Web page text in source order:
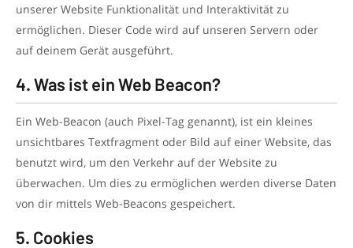
unserer Website Funktionalität und Interaktivität zu
ermöglichen. Dieser Code wird auf unseren Servern oder
auf deinem Gerät ausgeführt.
4. Was ist ein Web Beacon?
Ein Web-Beacon (auch Pixel-Tag genannt), ist ein kleines
unsichtbares Textfragment oder Bild auf einer Website, das
benutzt wird, um den Verkehr auf der Website zu
überwachen. Um dies zu ermöglichen werden diverse Daten
von dir mittels Web-Beacons gespeichert.
5. Cookies